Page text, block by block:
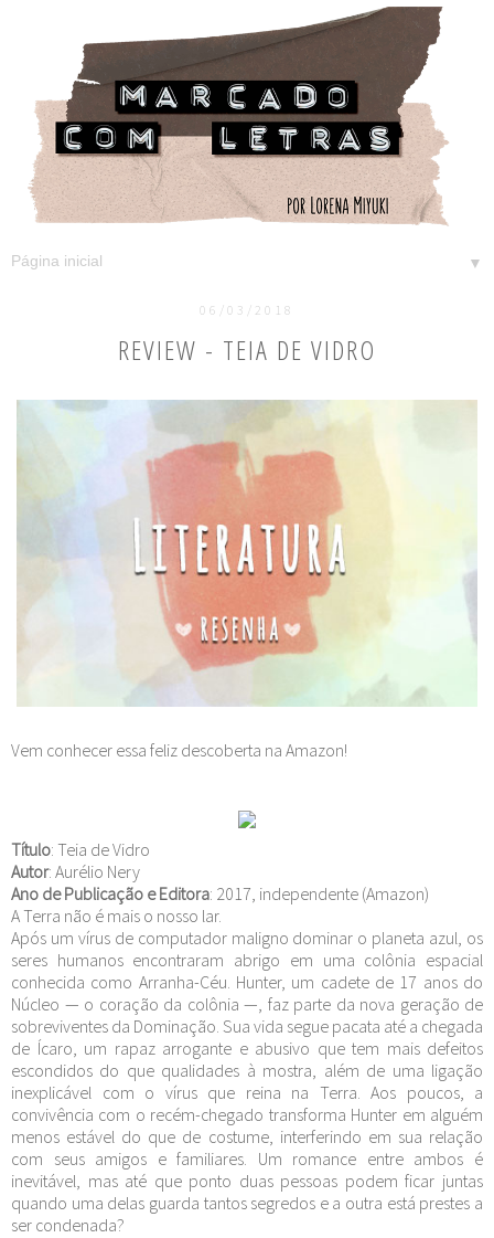
▼
06/03/2018
REVIEW - TEIA DE VIDRO
Vem conhecer essa feliz descoberta na Amazon!
Título: Teia de Vidro
Autor: Aurélio Nery
Ano de Publicação e Editora: 2017, independente (Amazon)
A Terra não é mais o nosso lar.
Após um vírus de computador maligno dominar o planeta azul, os
seres humanos encontraram abrigo em uma colônia espacial
conhecida como Arranha-Céu. Hunter, um cadete de 17 anos do
Núcleo — o coração da colônia —, faz parte da nova geração de
sobreviventes da Dominação. Sua vida segue pacata até a chegada
de Ícaro, um rapaz arrogante e abusivo que tem mais defeitos
escondidos do que qualidades à mostra, além de uma ligação
inexplicável com o vírus que reina na Terra. Aos poucos, a
convivência com o recém-chegado transforma Hunter em alguém
menos estável do que de costume, interferindo em sua relação
com seus amigos e familiares. Um romance entre ambos é
inevitável, mas até que ponto duas pessoas podem ficar juntas
quando uma delas guarda tantos segredos e a outra está prestes a
ser condenada?